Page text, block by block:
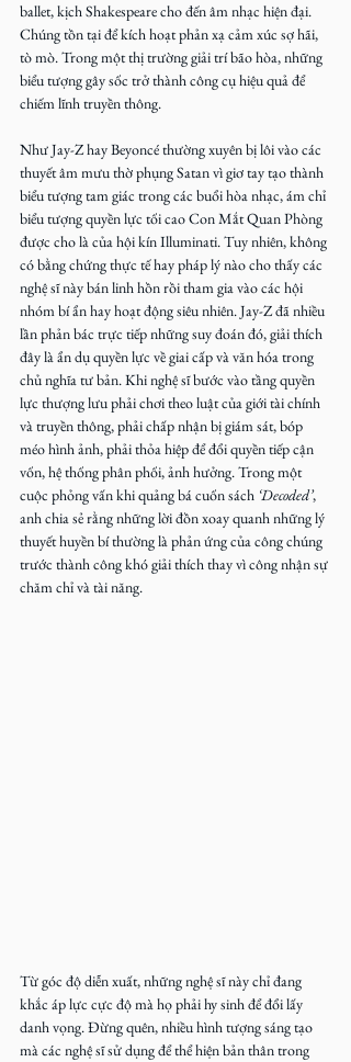
ballet, kịch Shakespeare cho đến âm nhạc hiện đại.
Chúng tồn tại để kích hoạt phản xạ cảm xúc sợ hãi,
tò mò. Trong một thị trường giải trí bão hòa, những
biểu tượng gây sốc trở thành công cụ hiệu quả để
chiếm lĩnh truyền thông.
Như Jay-Z hay Beyoncé thường xuyên bị lôi vào các
thuyết âm mưu thờ phụng Satan vì giơ tay tạo thành
biểu tượng tam giác trong các buổi hòa nhạc, ám chỉ
biểu tượng quyền lực tối cao Con Mắt Quan Phòng
được cho là của hội kín Illuminati. Tuy nhiên, không
có bằng chứng thực tế hay pháp lý nào cho thấy các
nghệ sĩ này bán linh hồn rồi tham gia vào các hội
nhóm bí ẩn hay hoạt động siêu nhiên. Jay-Z đã nhiều
lần phản bác trực tiếp những suy đoán đó, giải thích
đây là ẩn dụ quyền lực về giai cấp và văn hóa trong
chủ nghĩa tư bản. Khi nghệ sĩ bước vào tầng quyền
lực thượng lưu phải chơi theo luật của giới tài chính
và truyền thông, phải chấp nhận bị giám sát, bóp
méo hình ảnh, phải thỏa hiệp để đổi quyền tiếp cận
vốn, hệ thống phân phối, ảnh hưởng. Trong một
cuộc phỏng vấn khi quảng bá cuốn sách ‘Decoded’,
anh chia sẻ rằng những lời đồn xoay quanh những lý
thuyết huyền bí thường là phản ứng của công chúng
trước thành công khó giải thích thay vì công nhận sự
chăm chỉ và tài năng.
Từ góc độ diễn xuất, những nghệ sĩ này chỉ đang
khắc áp lực cực độ mà họ phải hy sinh để đổi lấy
danh vọng. Đừng quên, nhiều hình tượng sáng tạo
mà các nghệ sĩ sử dụng để thể hiện bản thân trong